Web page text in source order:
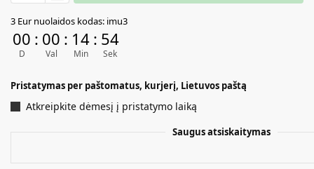
l
t
n
a
3 Eur nuolaidos kodas: imu3
00
D
: 00
Val
: 14
Min
: 54
Sek
Pristatymas per paštomatus, kurjerį, Lietuvos paštą
Atkreipkite dėmesį į pristatymo laiką
Saugus atsiskaitymas